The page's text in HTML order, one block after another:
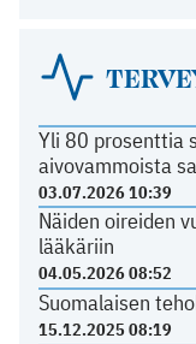
Yli 80 prosenttia
aivovammoista
03.07.2026 10:39
Näiden oireiden
lääkäriin
04.05.2026 08:52
Suomalaisen
15.12.2025 08:19